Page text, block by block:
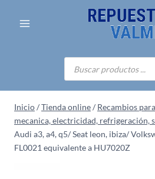
Búsqueda
de
productos
Inicio/Tienda online/ Recambios
mecanica, electricidad, refrigeración,
Audi a3, a4, q5/ Seat leon, ibiza/
FL0021 equivalente a HU7020Z